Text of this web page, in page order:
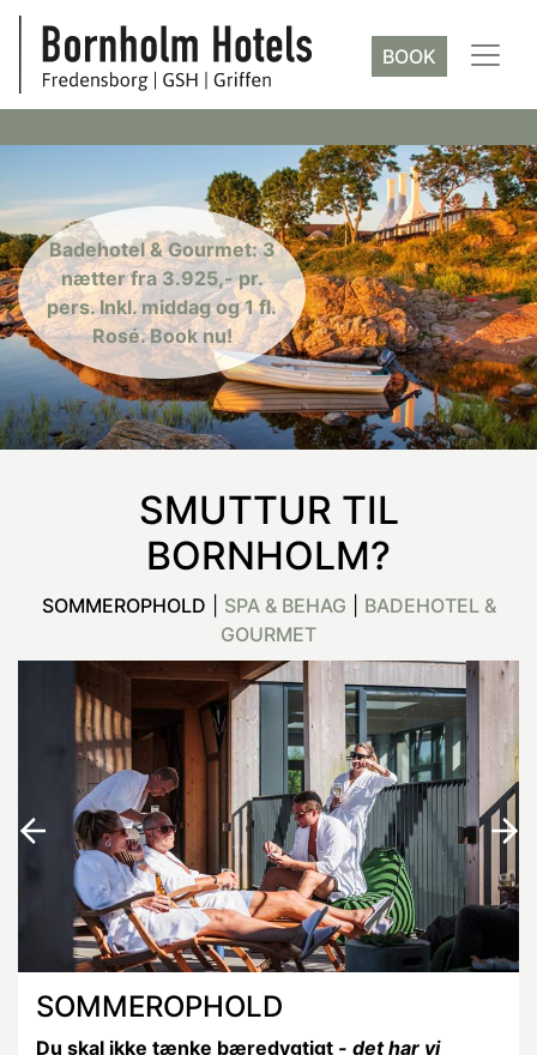
BOOK
Badehotel & Gourmet: 3
nætter fra 3.925,- pr.
pers. Inkl. middag og 1 fl.
Rosé. Book nu!
SMUTTUR TIL
BORNHOLM?
SOMMEROPHOLD SPA & BEHAG
BADEHOTEL &
GOURMET
SOMMEROPHOLD
Du skal ikke tænke bæredygtigt - det har vi